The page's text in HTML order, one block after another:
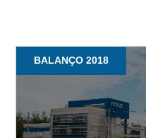
BALANÇO 2018